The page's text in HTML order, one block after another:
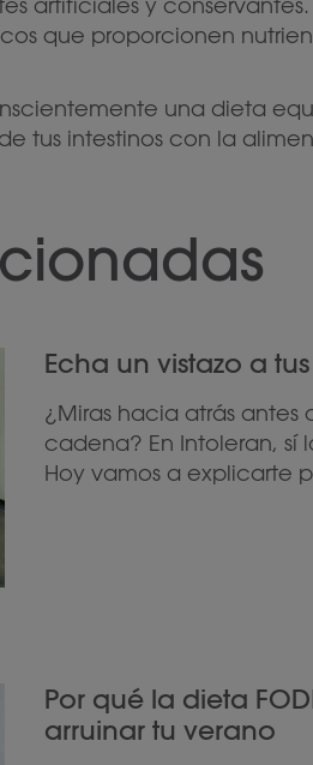
artificiales y
que proporcionen
una dieta
tus intestinos con la
Echa un vistazo a
¿Miras hacia atrás antes
cadena? En Intoleran, sí
Hoy vamos a explicarte
Por qué la dieta
arruinar tu verano